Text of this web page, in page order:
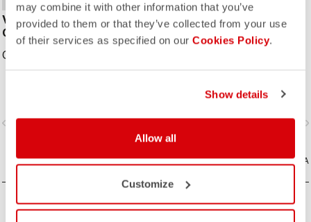
may combine it with other information that you’ve
provided to them or that they’ve collected from your use
of their services as specified on our Cookies Policy.
Show details
Allow all
Customize
Vallier x Castelli Alto Nylon
Crew Socks - Unisex
CAD18.00
CONFRONTA
Vallier x Castelli Kebea
Bottle - Unisex
CONFRONTA